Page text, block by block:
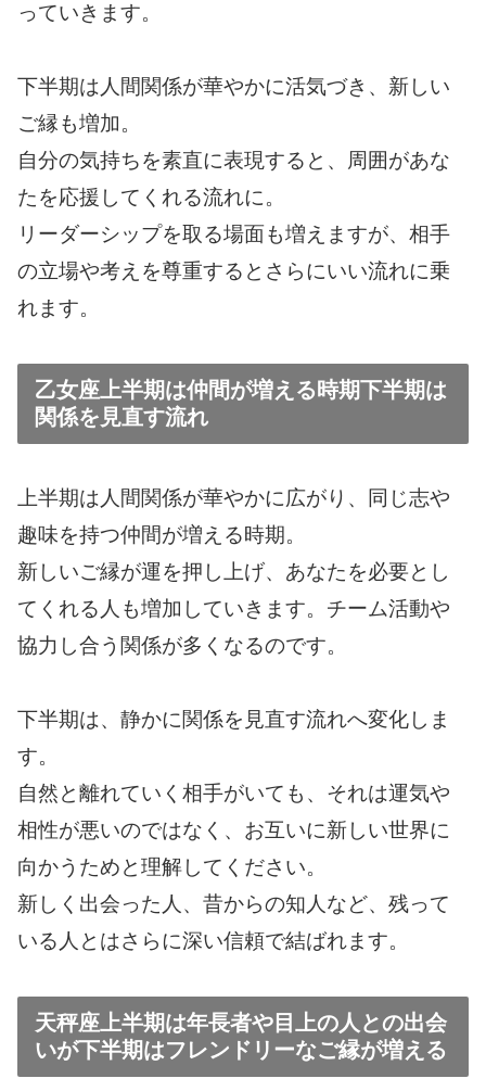
っていきます。
下半期は人間関係が華やかに活気づき、新しい
ご縁も増加。
自分の気持ちを素直に表現すると、周囲があな
たを応援してくれる流れに。
リーダーシップを取る場面も増えますが、相手
の立場や考えを尊重するとさらにいい流れに乗
れます。
乙女座上半期は仲間が増える時期下半期は
関係を見直す流れ
上半期は人間関係が華やかに広がり、同じ志や
趣味を持つ仲間が増える時期。
新しいご縁が運を押し上げ、あなたを必要とし
てくれる人も増加していきます。チーム活動や
協力し合う関係が多くなるのです。
下半期は、静かに関係を見直す流れへ変化しま
す。
自然と離れていく相手がいても、それは運気や
相性が悪いのではなく、お互いに新しい世界に
向かうためと理解してください。
新しく出会った人、昔からの知人など、残って
いる人とはさらに深い信頼で結ばれます。
天秤座上半期は年長者や目上の人との出会
いが下半期はフレンドリーなご縁が増える